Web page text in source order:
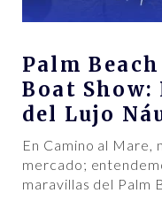
Palm
Boat
del Lujo
En Camino al Mare,
mercado;
maravillas del Palm